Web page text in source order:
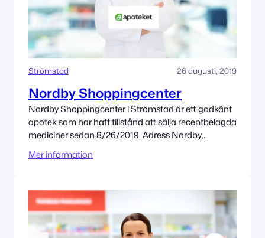
Strömstad 26 augusti, 2019
Nordby Shoppingcenter
Nordby Shoppingcenter i Strömstad är ett godkänt
apotek som har haft tillstånd att sälja receptbelagda
mediciner sedan 8/26/2019. Adress Nordby
innehas av Apoteket AB
Mer information